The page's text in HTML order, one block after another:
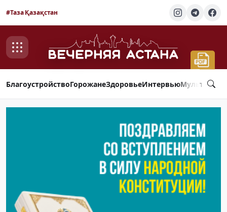
#Таза Қазақстан
БлагоустройствоГорожанеЗдоровьеИнтервью